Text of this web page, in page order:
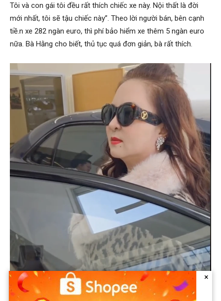
Tôi và con gái tôi đều rất thích chiếc xe này. Nội thất là đời
mới nhất, tôi sẽ tậu chiếc này”. Theo lời người bán, bên cạnh
tiề.n xe 282 ngàn euro, thì phí bảo hiểm xe thêm 5 ngàn euro
nữa. Bà Hằng cho biết, thủ tục quá đơn giản, bà rất thích.
×